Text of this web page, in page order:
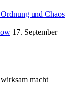
und Chaos
17. September